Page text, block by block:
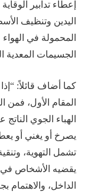
إعطاء تدابير
اليدين وتنظيف
المحمولة في
الجسيمات المعدية
كما أضاف قائلاً:
المقام الأول،
الهباء الجوي
يصرخ أو يغني أو
تشمل التهوية،
يقضيه الأشخاص في
الداخل، والاهتمام